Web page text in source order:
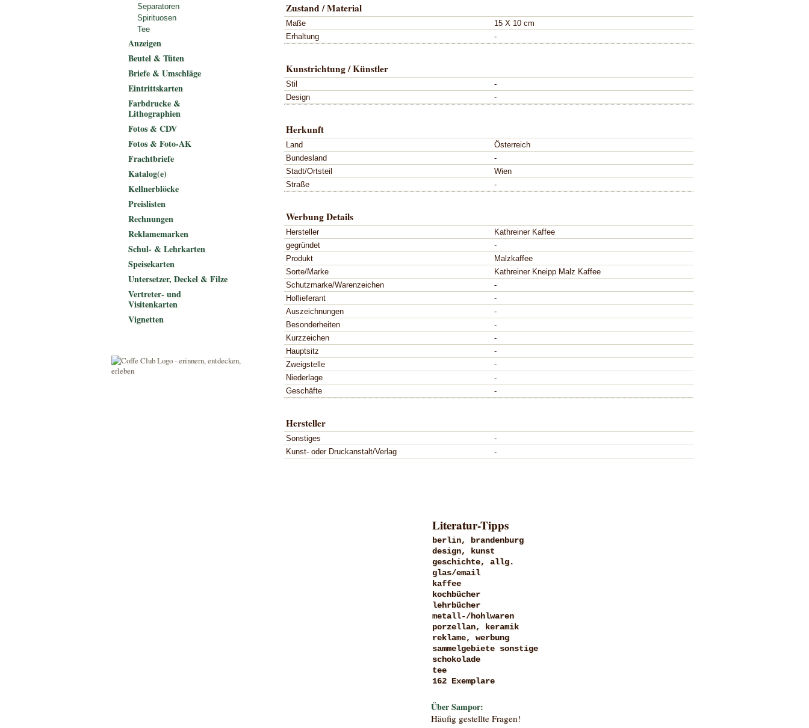
Zustand / Material
Maße
15 X 10 cm
Erhaltung
-
Kunstrichtung / Künstler
Stil
-
Design
-
Herkunft
Land
Österreich
Bundesland
-
Stadt/Ortsteil
Wien
Straße
-
Werbung Details
Hersteller
Kathreiner Kaffee
gegründet
-
Produkt
Malzkaffee
Sorte/Marke
Kathreiner Kneipp Malz Kaffee
Schutzmarke/Warenzeichen
-
Hoflieferant
-
Auszeichnungen
-
Besonderheiten
-
Kurzzeichen
-
Hauptsitz
-
Zweigstelle
-
Niederlage
-
Geschäfte
-
Hersteller
Sonstiges
-
Kunst- oder Druckanstalt/Verlag
-
Separatoren
Spirituosen
Tee
Anzeigen
Beutel & Tüten
Briefe & Umschläge
Eintrittskarten
Farbdrucke &
Lithographien
Fotos & CDV
Fotos & Foto-AK
Frachtbriefe
Katalog(e)
Kellnerblöcke
Preislisten
Rechnungen
Reklamemarken
Schul- & Lehrkarten
Speisekarten
Untersetzer, Deckel & Filze
Vertreter- und
Visitenkarten
Vignetten
Literatur-Tipps
berlin, brandenburg
design, kunst
geschichte, allg.
glas/email
kaffee
kochbücher
lehrbücher
metall-/hohlwaren
porzellan, keramik
reklame, werbung
sammelgebiete sonstige
schokolade
tee
162 Exemplare
Über Sampor:
Häufig gestellte Fragen!